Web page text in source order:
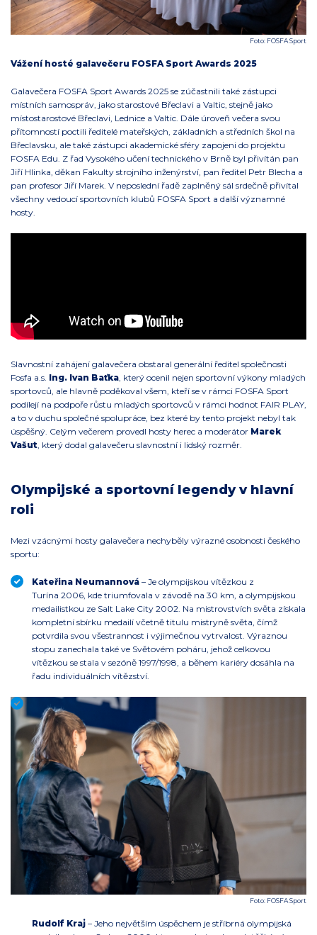
Foto: FOSFA Sport
Vážení hosté galavečeru FOSFA Sport Awards 2025
Galavečera FOSFA Sport Awards 2025 se zúčastnili také zástupci
místních samospráv, jako starostové Břeclavi a Valtic, stejně jako
místostarostové Břeclavi, Lednice a Valtic. Dále úroveň večera svou
přítomností poctili ředitelé mateřských, základních a středních škol na
Břeclavsku, ale také zástupci akademické sféry zapojeni do projektu
FOSFA Edu. Z řad Vysokého učení technického v Brně byl přivítán pan
Jiří Hlinka, děkan Fakulty strojního inženýrství, pan ředitel Petr Blecha a
pan profesor Jiří Marek. V neposlední řadě zaplněný sál srdečně přivítal
všechny vedoucí sportovních klubů FOSFA Sport a další významné
hosty.
Slavnostní zahájení galavečera obstaral generální ředitel společnosti
Fosfa a.s. Ing. Ivan Baťka, který ocenil nejen sportovní výkony mladých
sportovců, ale hlavně poděkoval všem, kteří se v rámci FOSFA Sport
podílejí na podpoře růstu mladých sportovců v rámci hodnot FAIR PLAY,
a to v duchu společné spolupráce, bez které by tento projekt nebyl tak
úspěšný. Celým večerem provedl hosty herec a moderátor Marek
Vašut, který dodal galavečeru slavnostní i lidský rozměr.
Olympijské a sportovní legendy v hlavní
roli
Mezi vzácnými hosty galavečera nechyběly výrazné osobnosti českého
sportu:
Kateřina Neumannová – Je olympijskou vítězkou z
Turína 2006, kde triumfovala v závodě na 30 km, a olympijskou
medailistkou ze Salt Lake City 2002. Na mistrovstvích světa získala
kompletní sbírku medailí včetně titulu mistryně světa, čímž
potvrdila svou všestrannost i výjimečnou vytrvalost. Výraznou
stopu zanechala také ve Světovém poháru, jehož celkovou
vítězkou se stala v sezóně 1997/1998, a během kariéry dosáhla na
řadu individuálních vítězství.
Foto: FOSFA Sport
Rudolf Kraj – Jeho největším úspěchem je stříbrná olympijská